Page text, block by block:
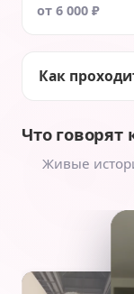
от 6 000 ₽
Как
Что говорят
Живые